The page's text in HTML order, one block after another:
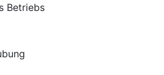
Betriebs